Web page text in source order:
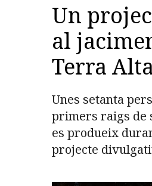
Un
al
Terra
Unes setanta
primers raigs de
es produeix
projecte